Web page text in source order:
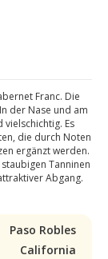
Franc. Die
der Nase und am
Es
die durch Noten
ergänzt werden.
Tanninen
Abgang.
Paso Robles
California